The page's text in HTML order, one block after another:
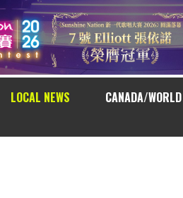
LOCAL NEWS CANADA/